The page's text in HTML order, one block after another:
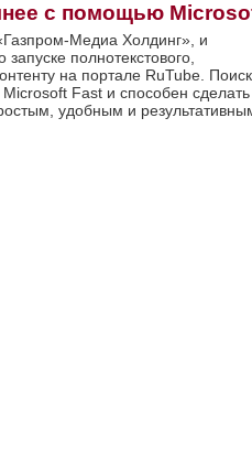
с помощью
Медиа Холдинг», и
полнотекстового,
на портале RuTube. Поиск
Fast и способен сделать
удобным и